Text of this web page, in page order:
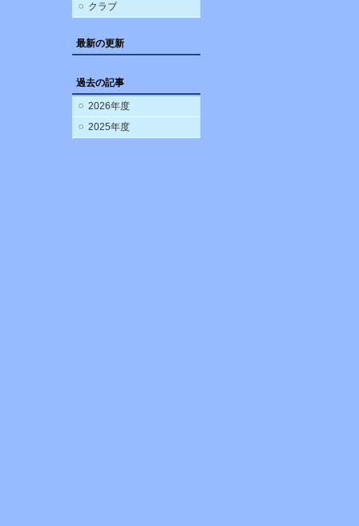
クラブ
最新の更新
過去の記事
2026年度
2025年度